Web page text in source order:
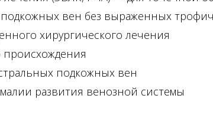
подкожных вен без выраженных
хирургического лечения
происхождения
подкожных вен
развития венозной системы